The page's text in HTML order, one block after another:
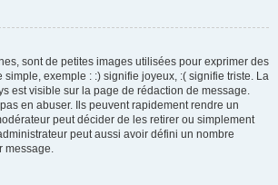
sont de petites images utilisées pour exprimer des
simple, exemple : :) signifie joyeux, :( signifie triste. La
est visible sur la page de rédaction de message.
en abuser. Ils peuvent rapidement rendre un
peut décider de les retirer ou simplement
peut aussi avoir défini un nombre
message.